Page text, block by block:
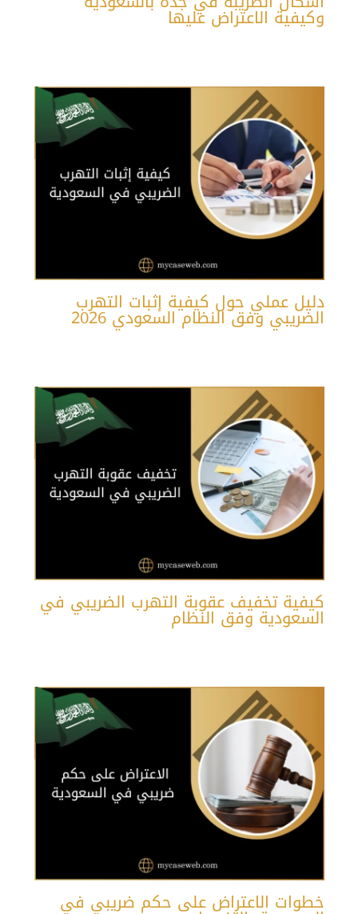
وكيفية الاعتراض عليها
دليل عملي حول كيفية إثبات التهرب
الضريبي وفق النظام السعودي 2026
كيفية تخفيف عقوبة التهرب الضريبي في
السعودية وفق النظام
خطوات الاعتراض على حكم ضريبي في